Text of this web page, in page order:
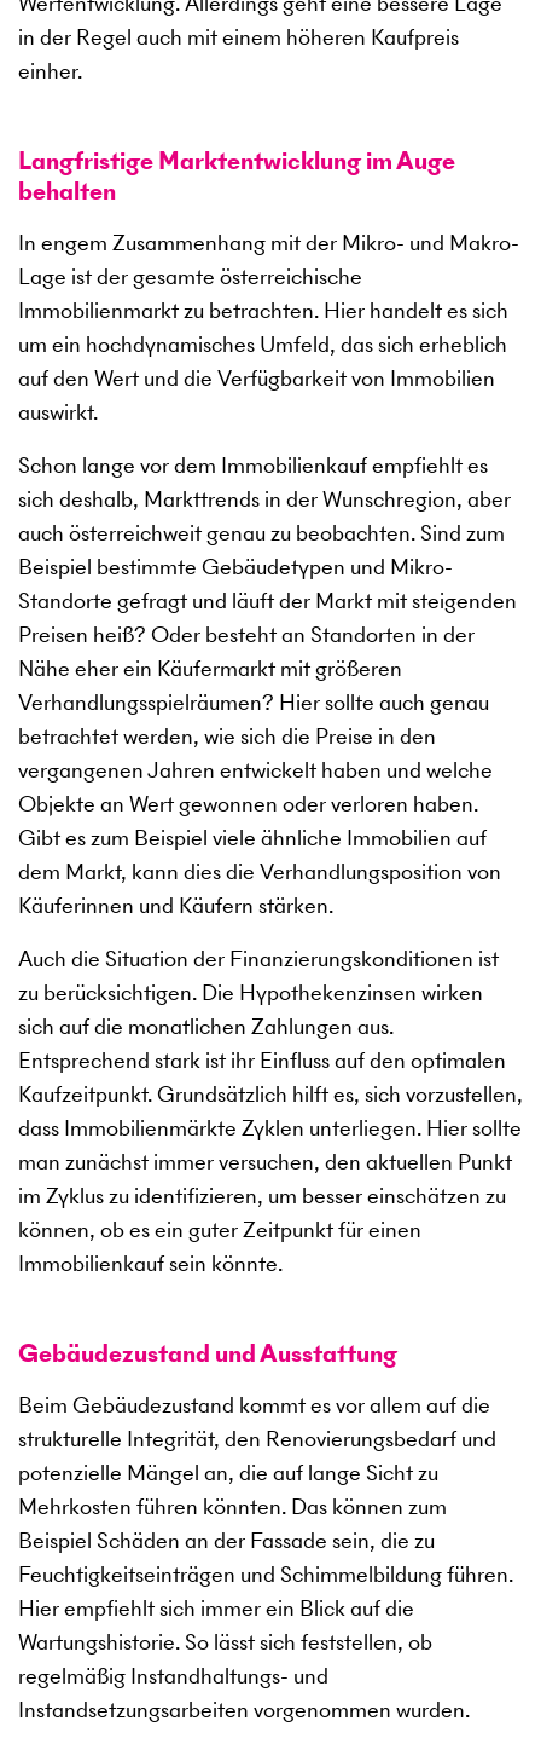
in der Regel auch mit einem höheren Kaufpreis
einher.
Langfristige Marktentwicklung im Auge
behalten
In engem Zusammenhang mit der Mikro- und Makro-
Lage ist der gesamte österreichische
Immobilienmarkt zu betrachten. Hier handelt es sich
um ein hochdynamisches Umfeld, das sich erheblich
auf den Wert und die Verfügbarkeit von Immobilien
auswirkt.
Schon lange vor dem Immobilienkauf empfiehlt es
sich deshalb, Markttrends in der Wunschregion, aber
auch österreichweit genau zu beobachten. Sind zum
Beispiel bestimmte Gebäudetypen und Mikro-
Standorte gefragt und läuft der Markt mit steigenden
Preisen heiß? Oder besteht an Standorten in der
Nähe eher ein Käufermarkt mit größeren
Verhandlungsspielräumen? Hier sollte auch genau
betrachtet werden, wie sich die Preise in den
vergangenen Jahren entwickelt haben und welche
Objekte an Wert gewonnen oder verloren haben.
Gibt es zum Beispiel viele ähnliche Immobilien auf
dem Markt, kann dies die Verhandlungsposition von
Käuferinnen und Käufern stärken.
Auch die Situation der Finanzierungskonditionen ist
zu berücksichtigen. Die Hypothekenzinsen wirken
sich auf die monatlichen Zahlungen aus.
Entsprechend stark ist ihr Einfluss auf den optimalen
Kaufzeitpunkt. Grundsätzlich hilft es, sich vorzustellen,
dass Immobilienmärkte Zyklen unterliegen. Hier sollte
man zunächst immer versuchen, den aktuellen Punkt
im Zyklus zu identifizieren, um besser einschätzen zu
können, ob es ein guter Zeitpunkt für einen
Immobilienkauf sein könnte.
Gebäudezustand und Ausstattung
Beim Gebäudezustand kommt es vor allem auf die
strukturelle Integrität, den Renovierungsbedarf und
potenzielle Mängel an, die auf lange Sicht zu
Mehrkosten führen könnten. Das können zum
Beispiel Schäden an der Fassade sein, die zu
Feuchtigkeitseinträgen und Schimmelbildung führen.
Hier empfiehlt sich immer ein Blick auf die
Wartungshistorie. So lässt sich feststellen, ob
regelmäßig Instandhaltungs- und
Instandsetzungsarbeiten vorgenommen wurden.